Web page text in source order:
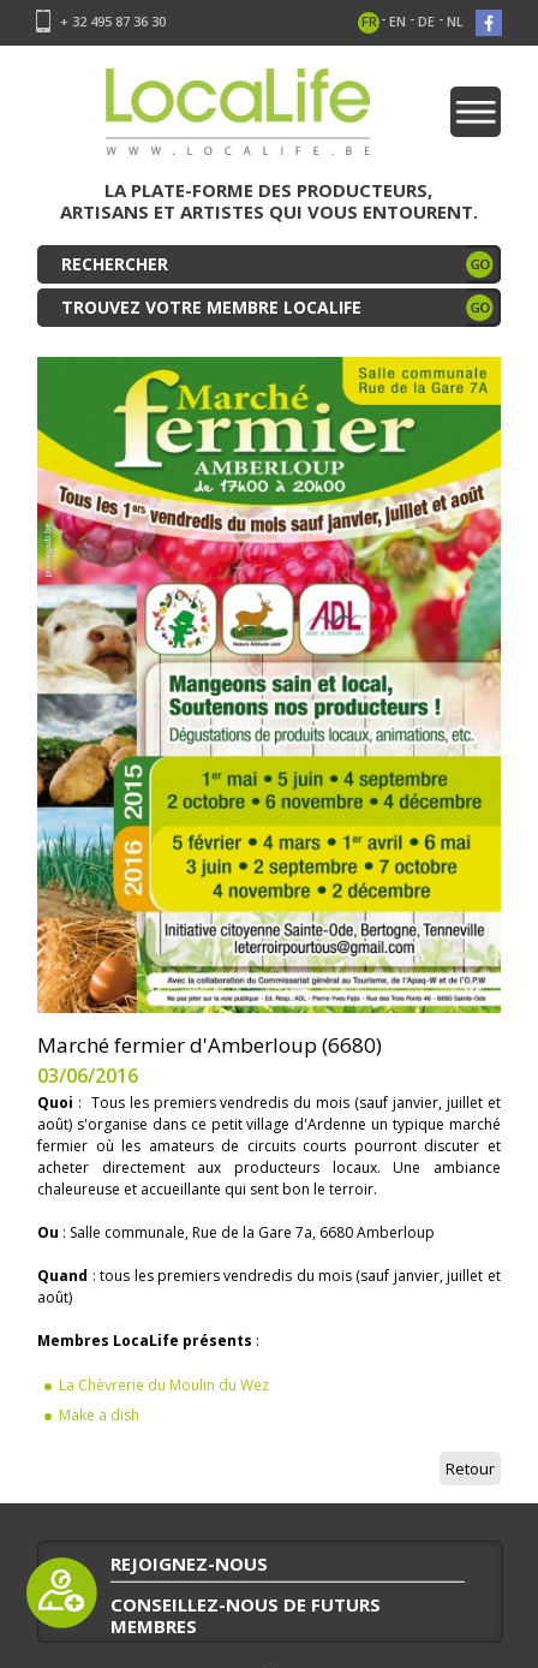
+ 32 495 87 36 30 FR - EN - DE - NL
LA PLATE-FORME DES PRODUCTEURS,
ARTISANS ET ARTISTES QUI VOUS ENTOURENT.
TROUVEZ VOTRE MEMBRE LOCALIFE
Marché fermier d'Amberloup (6680)
03/06/2016
Quoi : Tous les premiers vendredis du mois (sauf janvier, juillet et
août) s'organise dans ce petit village d'Ardenne un typique marché
fermier où les amateurs de circuits courts pourront discuter et
acheter directement aux producteurs locaux. Une ambiance
chaleureuse et accueillante qui sent bon le terroir.
Ou : Salle communale, Rue de la Gare 7a, 6680 Amberloup
Quand : tous les premiers vendredis du mois (sauf janvier, juillet et
août)
Membres LocaLife présents :
La Chèvrerie du Moulin du Wez
Make a dish
Retour
REJOIGNEZ-NOUS
CONSEILLEZ-NOUS DE FUTURS
MEMBRES